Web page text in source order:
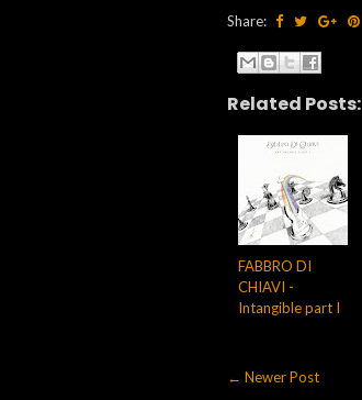
Share:
Related Posts:
FABBRO DI
CHIAVI -
Intangible part I
← Newer Post